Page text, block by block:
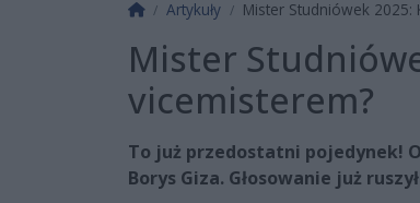
Strona główna
Artykuły Mister Studniówek
Mister
vicemisterem?
To już przedostatni pojedynek!
Borys Giza. Głosowanie już